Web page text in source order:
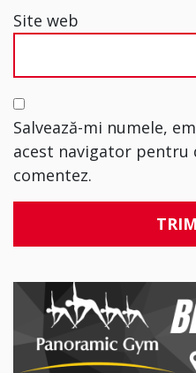
Site web
Salvează-mi numele,
acest navigator pentru
comentez.